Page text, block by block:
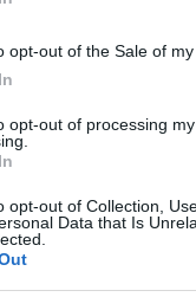
opt-out of the Sale of my
opt-out of processing
opt-out of Collection,
Data that Is
a diákoknak -
a műsorban
felületén,
vagy
Magyarország